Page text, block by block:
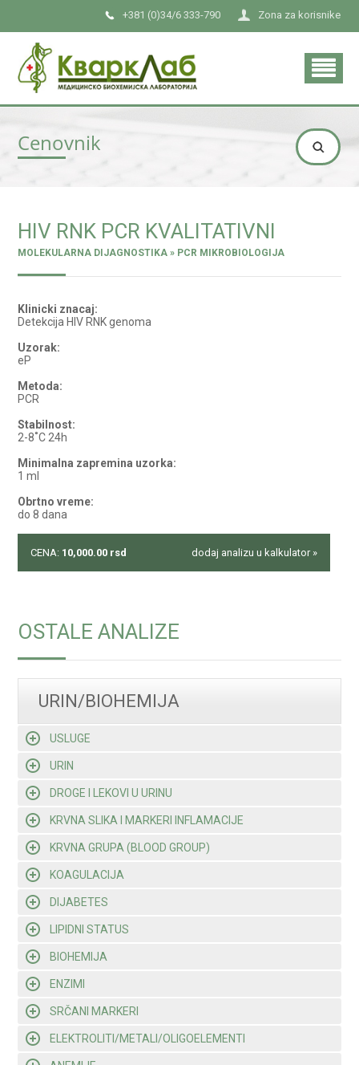
Zona za korisnike
+381 (0)34/6 333-790
Cenovnik
HIV RNK PCR KVALITATIVNI
MOLEKULARNA DIJAGNOSTIKA » PCR MIKROBIOLOGIJA
Klinicki znacaj:
Detekcija HIV RNK genoma
Uzorak:
eP
Metoda:
PCR
Stabilnost:
2-8˚C 24h
Minimalna zapremina uzorka:
1 ml
Obrtno vreme:
do 8 dana
CENA: 10,000.00 rsd dodaj analizu u kalkulator »
OSTALE ANALIZE
URIN/BIOHEMIJA
USLUGE
URIN
DROGE I LEKOVI U URINU
KRVNA SLIKA I MARKERI INFLAMACIJE
KRVNA GRUPA (BLOOD GROUP)
KOAGULACIJA
DIJABETES
LIPIDNI STATUS
BIOHEMIJA
ENZIMI
SRČANI MARKERI
ELEKTROLITI/METALI/OLIGOELEMENTI